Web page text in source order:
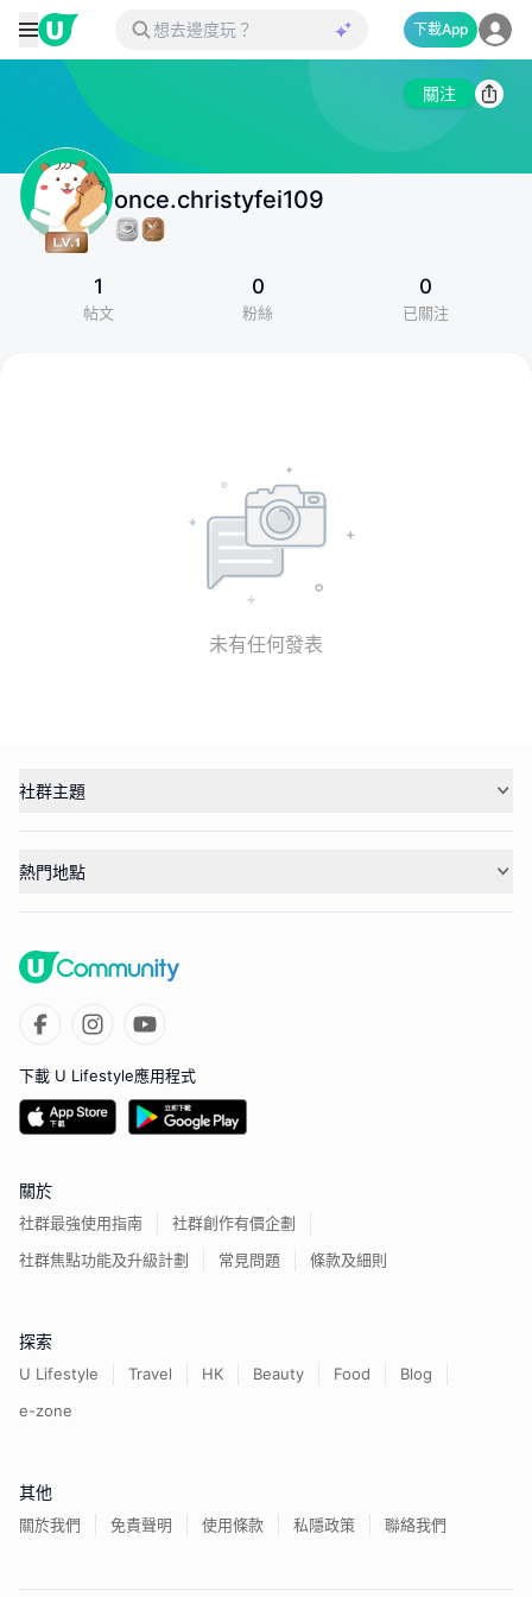
下載App
關注
once.christyfei109
1
帖文
0
粉絲
0
已關注
未有任何發表
社群主題
熱門地點
下載 U Lifestyle應用程式
關於
社群最強使用指南
社群創作有價企劃
社群焦點功能及升級計劃
常見問題 條款及細則
探索
U Lifestyle Travel HK Beauty Food
Blog
e-zone
其他
關於我們 免責聲明 使用條款 私隱政策 聯絡我們